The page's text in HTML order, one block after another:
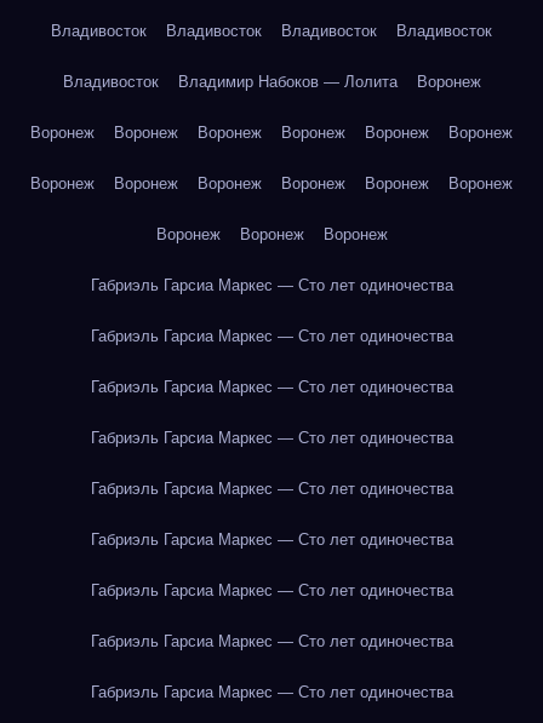
Владивосток Владивосток Владивосток Владивосток
Владивосток Владимир Набоков — Лолита Воронеж
Воронеж Воронеж Воронеж Воронеж Воронеж Воронеж
Воронеж Воронеж Воронеж Воронеж Воронеж Воронеж
Воронеж Воронеж Воронеж
Габриэль Гарсиа Маркес — Сто лет одиночества
Габриэль Гарсиа Маркес — Сто лет одиночества
Габриэль Гарсиа Маркес — Сто лет одиночества
Габриэль Гарсиа Маркес — Сто лет одиночества
Габриэль Гарсиа Маркес — Сто лет одиночества
Габриэль Гарсиа Маркес — Сто лет одиночества
Габриэль Гарсиа Маркес — Сто лет одиночества
Габриэль Гарсиа Маркес — Сто лет одиночества
Габриэль Гарсиа Маркес — Сто лет одиночества